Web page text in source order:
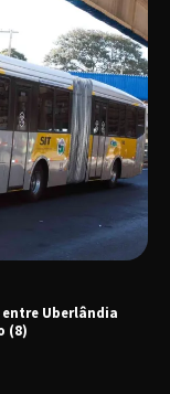
Uberlândia
(8)
da roda de
do
Uberlândia após
curso gratuito